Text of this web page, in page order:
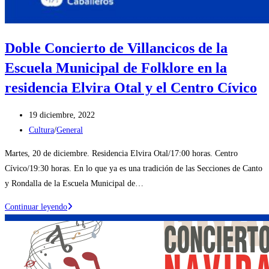
Doble Concierto de Villancicos de la
Escuela Municipal de Folklore en la
residencia Elvira Otal y el Centro Cívico
Publicación
de
entrada:
19 diciembre, 2022
Categoría
la
Cultura/General
Martes, 20 de diciembre. Residencia Elvira Otal/17:00 horas. Centro
Cívico/19:30 horas. En lo que ya es una tradición de las Secciones de Canto
y Rondalla de la Escuela Municipal de…
Continuar leyendoDoble
Concierto
de
Villancicos
de